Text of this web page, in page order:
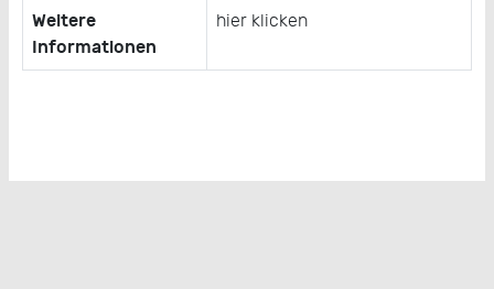
Weitere
Informationen
hier klicken